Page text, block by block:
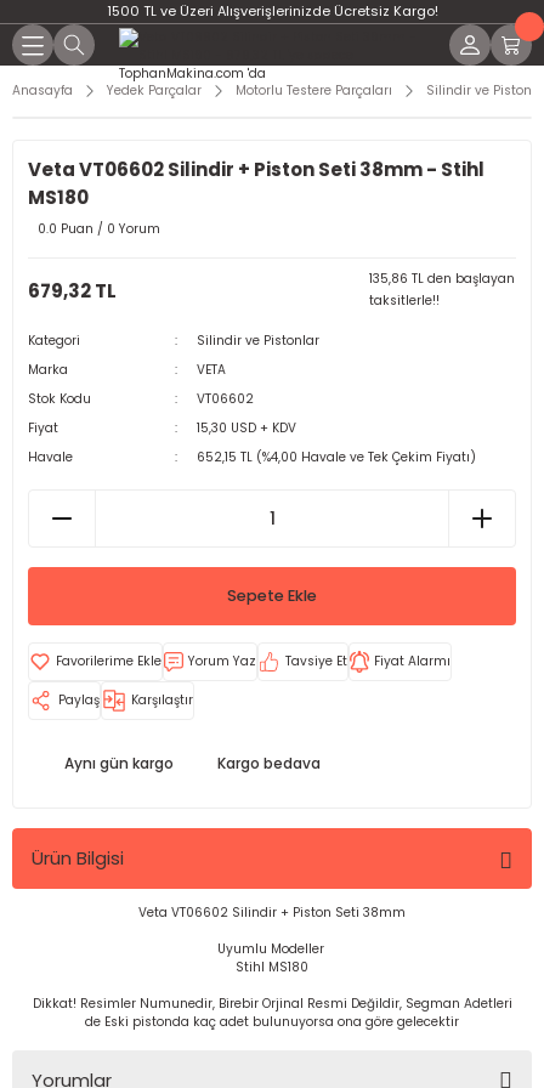
1500 TL ve Üzeri Alışverişlerinizde Ücretsiz Kargo!
Anasayfa Yedek Parçalar Motorlu Testere Parçaları Silindir ve
Veta VT06602 Silindir + Piston Seti 38mm - Stihl
MS180
0.0 Puan / 0 Yorum
679,32 TL
135,86 TL den başlayan
taksitlerle!!
Kategori
Silindir ve Pistonlar
Marka
VETA
Stok Kodu
VT06602
Fiyat
15,30 USD + KDV
Havale
652,15 TL (%4,00 Havale ve Tek Çekim Fiyatı)
Sepete Ekle
Yorum Yaz Tavsiye Et Fiyat Alarmı
Paylaş Karşılaştır
Aynı gün kargo Kargo bedava
Ürün Bilgisi
Veta VT06602 Silindir + Piston Seti 38mm
Uyumlu Modeller
Stihl MS180
Dikkat! Resimler Numunedir, Birebir Orjinal Resmi Değildir, Segman Adetleri
de Eski pistonda kaç adet bulunuyorsa ona göre gelecektir
Yorumlar